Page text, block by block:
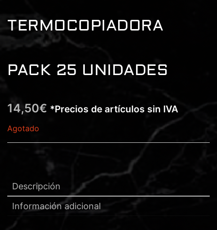
TERMOCOPIADORA
PACK 25 UNIDADES
14,50€ *Precios de artículos sin IVA
Agotado
Descripción
Información adicional